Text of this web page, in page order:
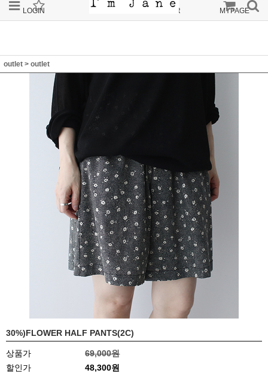
LOGIN ORDER MYPAGE
outlet > outlet
30%)FLOWER HALF PANTS(2C)
상품가
69,000원
할인가
48,300원